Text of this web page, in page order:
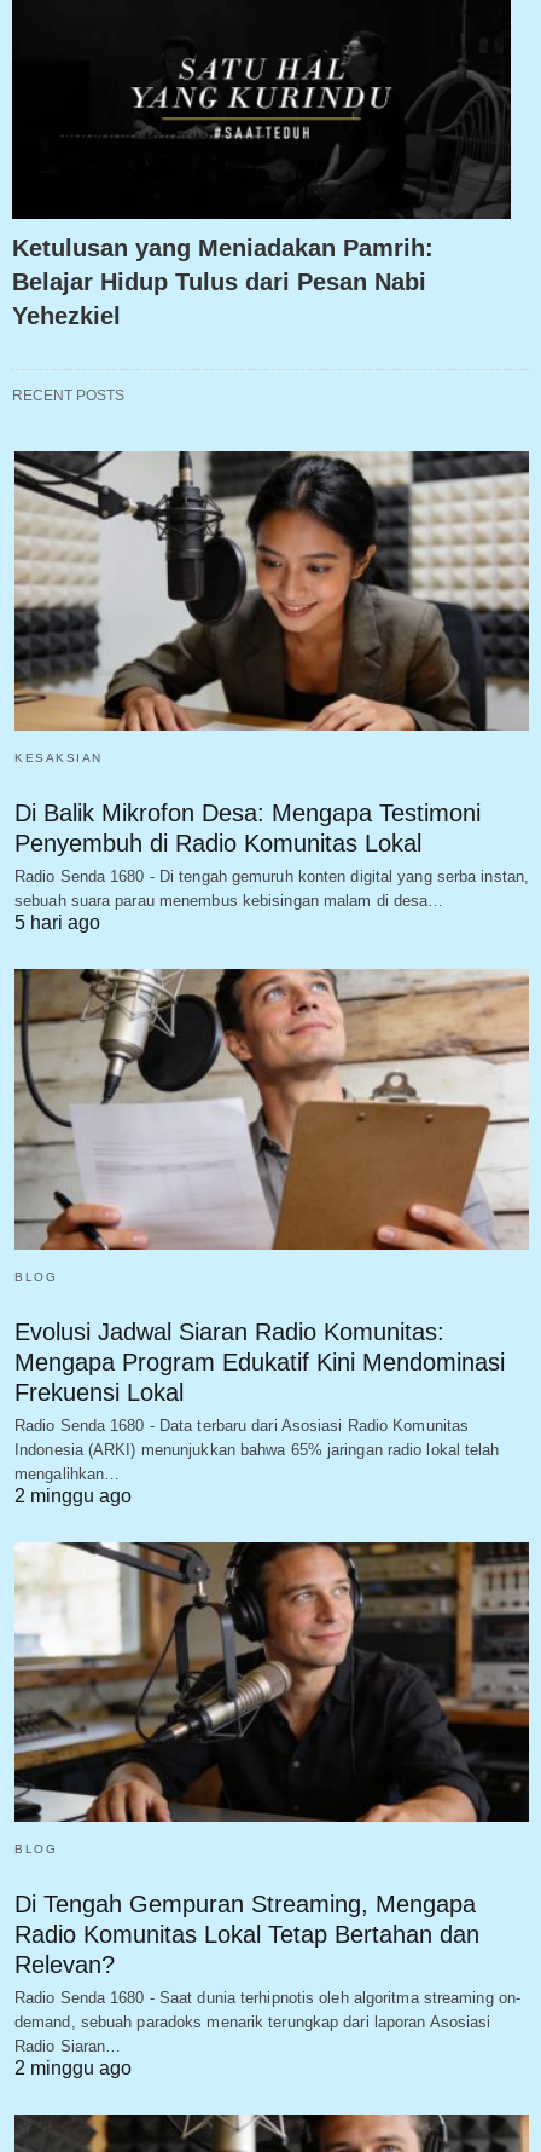
Ketulusan yang Meniadakan Pamrih:
Belajar Hidup Tulus dari Pesan Nabi
Yehezkiel
RECENT POSTS
KESAKSIAN
Di Balik Mikrofon Desa: Mengapa Testimoni
Penyembuh di Radio Komunitas Lokal
Radio Senda 1680 - Di tengah gemuruh konten digital yang serba instan,
sebuah suara parau menembus kebisingan malam di desa…
5 hari ago
BLOG
Evolusi Jadwal Siaran Radio Komunitas:
Mengapa Program Edukatif Kini Mendominasi
Frekuensi Lokal
Radio Senda 1680 - Data terbaru dari Asosiasi Radio Komunitas
Indonesia (ARKI) menunjukkan bahwa 65% jaringan radio lokal telah
mengalihkan…
2 minggu ago
BLOG
Di Tengah Gempuran Streaming, Mengapa
Radio Komunitas Lokal Tetap Bertahan dan
Relevan?
Radio Senda 1680 - Saat dunia terhipnotis oleh algoritma streaming on-
demand, sebuah paradoks menarik terungkap dari laporan Asosiasi
Radio Siaran…
2 minggu ago